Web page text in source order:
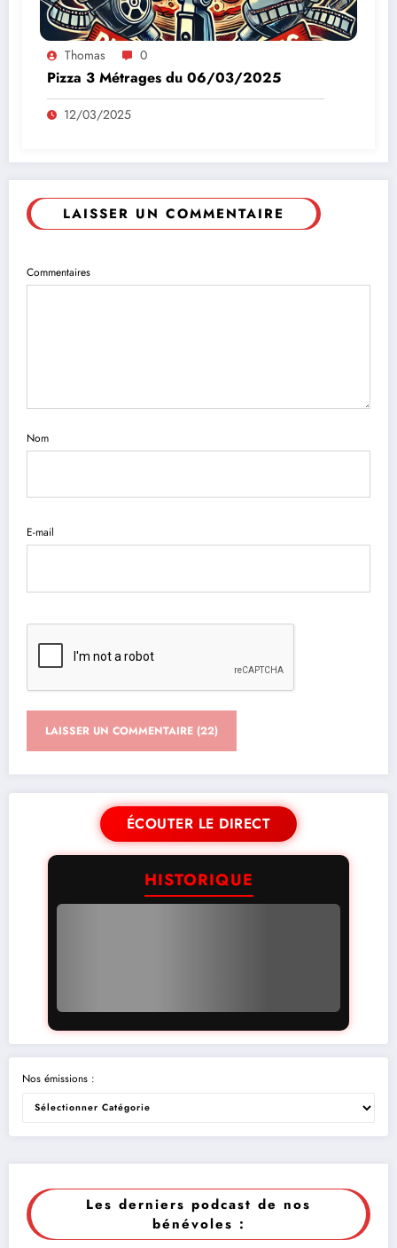
Thomas 0
Pizza 3 Métrages du 06/03/2025
12/03/2025
LAISSER UN COMMENTAIRE
Commentaires
Nom
E-mail
ÉCOUTER LE DIRECT
HISTORIQUE
Nos émissions :
Les derniers podcast de nos
bénévoles :